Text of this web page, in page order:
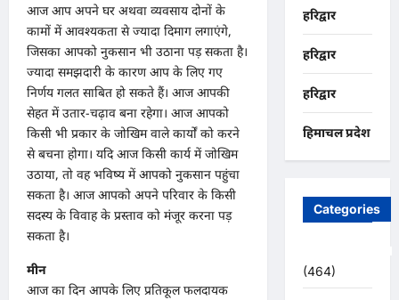
आज आप अपने घर अथवा व्यवसाय दोनों के
कामों में आवश्यकता से ज्यादा दिमाग लगाएंगे,
जिसका आपको नुकसान भी उठाना पड़ सकता है।
ज्यादा समझदारी के कारण आप के लिए गए
निर्णय गलत साबित हो सकते हैं। आज आपकी
सेहत में उतार-चढ़ाव बना रहेगा। आज आपको
किसी भी प्रकार के जोखिम वाले कार्यों को करने
से बचना होगा। यदि आज किसी कार्य में जोखिम
उठाया, तो वह भविष्य में आपको नुकसान पहुंचा
सकता है। आज आपको अपने परिवार के किसी
सदस्य के विवाह के प्रस्ताव को मंजूर करना पड़
सकता है।
मीन
आज का दिन आपके लिए प्रतिकूल फलदायक
हरिद्वार
हरिद्वार
हरिद्वार
हिमाचल प्रदेश
Categories
(464)